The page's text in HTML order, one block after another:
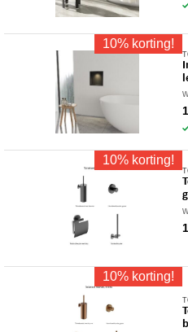
10% korting!
10% korting!
10% korting!